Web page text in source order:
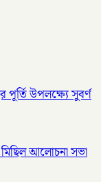
উপলক্ষ্যে সুবর্ণ
আলোচনা সভা